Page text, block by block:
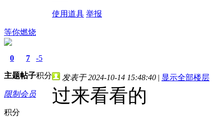
使用道具 举报
等你燃烧
0
主题
7
帖子
-5
积分
限制会员
积分
发表于 2024-10-14 15:48:40 | 显示全部楼层
过来看看的